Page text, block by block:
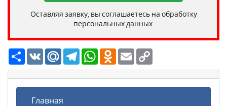
Оставляя заявку, вы соглашаетесь на обработку
персональных данных.
РесурсVK Mail.Ru TelegramWhatsAppOdnoklassniki
Email
Главная